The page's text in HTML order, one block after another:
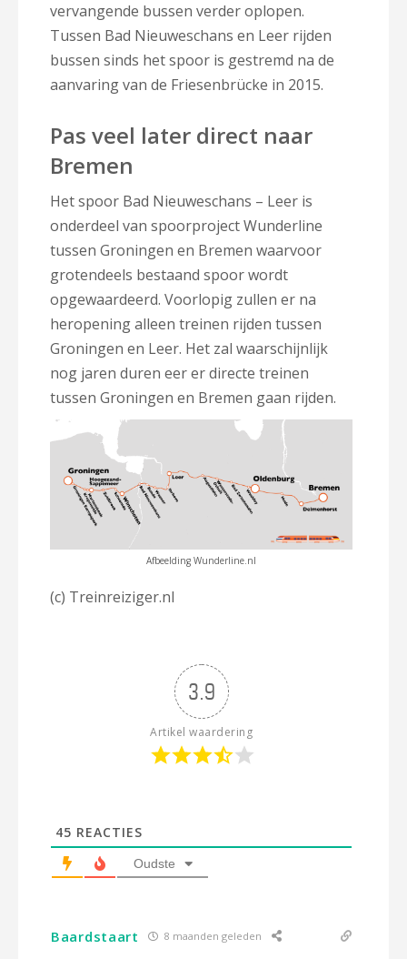
vervangende bussen verder oplopen.
Tussen Bad Nieuweschans en Leer rijden
bussen sinds het spoor is gestremd na de
aanvaring van de Friesenbrücke in 2015.
Pas veel later direct naar
Bremen
Het spoor Bad Nieuweschans – Leer is
onderdeel van spoorproject Wunderline
tussen Groningen en Bremen waarvoor
grotendeels bestaand spoor wordt
opgewaardeerd. Voorlopig zullen er na
heropening alleen treinen rijden tussen
Groningen en Leer. Het zal waarschijnlijk
nog jaren duren eer er directe treinen
tussen Groningen en Bremen gaan rijden.
Afbeelding Wunderline.nl
(c) Treinreiziger.nl
3.9
Artikel waardering
45 REACTIES
Oudste
Baardstaart 8 maanden geleden